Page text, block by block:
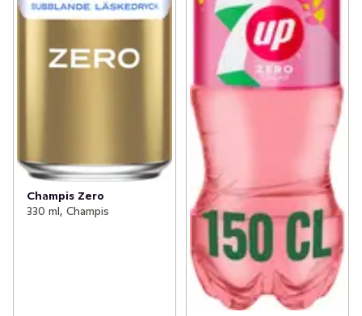
Champis Zero
330 ml, Champis